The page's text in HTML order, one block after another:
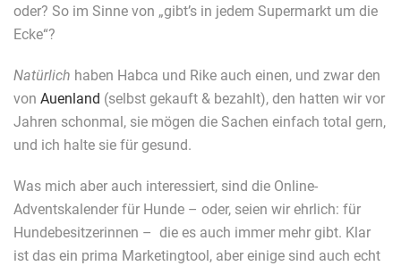
oder? So im Sinne von „gibt’s in jedem Supermarkt um die
Ecke“?
Natürlich haben Habca und Rike auch einen, und zwar den
von Auenland (selbst gekauft & bezahlt), den hatten wir vor
Jahren schonmal, sie mögen die Sachen einfach total gern,
und ich halte sie für gesund.
Was mich aber auch interessiert, sind die Online-
Adventskalender für Hunde – oder, seien wir ehrlich: für
Hundebesitzerinnen – die es auch immer mehr gibt. Klar
ist das ein prima Marketingtool, aber einige sind auch echt